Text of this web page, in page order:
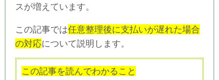
スが増えています。
この記事では任意整理後に支払いが遅れた場合
の対応について説明します。
この記事を読んでわかること